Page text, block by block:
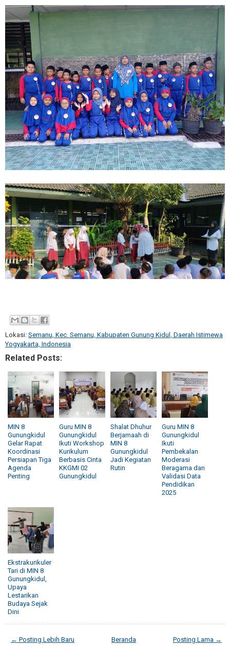
Lokasi: Semanu, Kec. Semanu, Kabupaten Gunung Kidul, Daerah Istimewa
Yogyakarta, Indonesia
Related Posts:
MIN 8
Gunungkidul
Gelar Rapat
Koordinasi
Persiapan Tiga
Agenda
Penting
Guru MIN 8
Gunungkidul
Ikuti Workshop
Kurikulum
Berbasis Cinta
KKGMI 02
Gunungkidul
Shalat Dhuhur
Berjamaah di
MIN 8
Gunungkidul
Jadi Kegiatan
Rutin
Guru MIN 8
Gunungkidul
Ikuti
Pembekalan
Moderasi
Beragama dan
Validasi Data
Pendidikan
2025
Ekstrakurikuler
Tari di MIN 8
Gunungkidul,
Upaya
Lestarikan
Budaya Sejak
Dini
← Posting Lebih Baru Posting Lama →
Beranda